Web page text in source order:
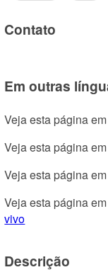
Contato
Em outras
Veja esta página
Veja esta página
Veja esta página
Veja esta página
vivo
Descrição